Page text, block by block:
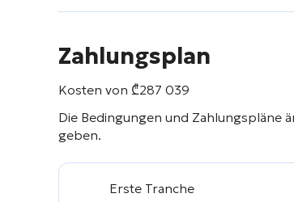
Zahlungsplan
Kosten von ₾287 039
Die Bedingungen und Zahlungspläne
geben.
Erste Tranche